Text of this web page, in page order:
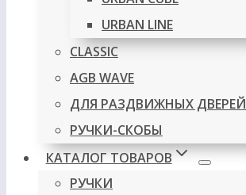
URBAN LINE
CLASSIC
AGB WAVE
ДЛЯ РАЗДВИЖНЫХ ДВЕРЕЙ
РУЧКИ-СКОБЫ
КАТАЛОГ ТОВАРОВ
РУЧКИ